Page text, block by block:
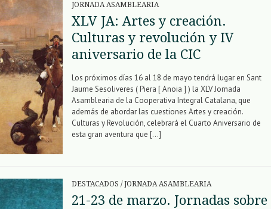
JORNADA ASAMBLEARIA
XLV JA: Artes y creación.
Culturas y revolución y IV
aniversario de la CIC
Los próximos días 16 al 18 de mayo tendrá lugar en Sant
Jaume Sesoliveres ( Piera [ Anoia ] ) la XLV Jornada
Asamblearia de la Cooperativa Integral Catalana, que
además de abordar las cuestiones Artes y creación.
Culturas y Revolución, celebrará el Cuarto Aniversario de
esta gran aventura que […]
DESTACADOS / JORNADA ASAMBLEARIA
21-23 de marzo. Jornadas sobre